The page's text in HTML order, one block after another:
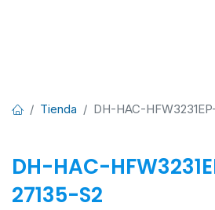
Tienda DH-HAC-
DH-HAC-
27135-S2